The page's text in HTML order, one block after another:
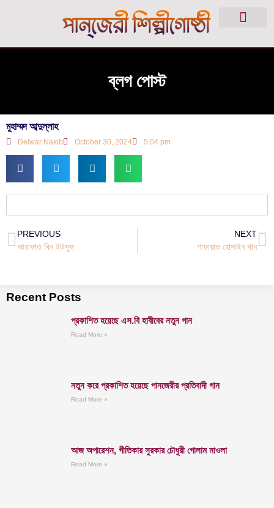
ব্লগ পোস্ট
মুহাম্মদ আব্দুল্লাহ
Delwar Nakib October 30, 2024 5:04 pm
PREVIOUS
আরাফাত বিন ইউসুফ
NEXT
শাফায়াত হোসাইন খান
Recent Posts
প্রকাশিত হয়েছে এস.বি হাবীবের নতুন গান
Read More »
নতুন করে প্রকাশিত হয়েছে পানজেরীর প্রতিবাদী গান
Read More »
আজ অপারেশন, গীতিকার সুরকার চৌধুরী গোলাম মাওলা
Read More »